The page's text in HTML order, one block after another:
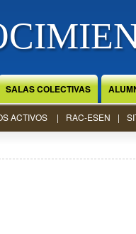
SALAS COLECTIVAS
ACTIVOS RAC-ESEN